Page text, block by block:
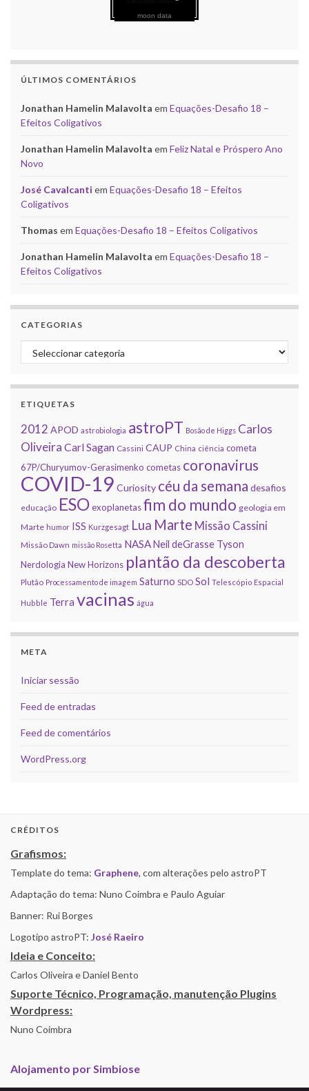
moon data
ÚLTIMOS COMENTÁRIOS
Jonathan Hamelin Malavolta em Equações-Desafio 18 –
Efeitos Coligativos
Jonathan Hamelin Malavolta em Feliz Natal e Próspero Ano
Novo
José Cavalcanti em Equações-Desafio 18 – Efeitos
Coligativos
Thomas em Equações-Desafio 18 – Efeitos Coligativos
Jonathan Hamelin Malavolta em Equações-Desafio 18 –
Efeitos Coligativos
CATEGORIAS
Categorias
ETIQUETAS
2012 APOD astrobiologia astroPT Bosão de Higgs Carlos
Oliveira Carl Sagan Cassini CAUP China ciência cometa
67P/Churyumov-Gerasimenko cometas coronavirus
COVID-19 Curiosity céu da semana desafios
educação ESOexoplanetasfim do mundo geologia em
Marte humor ISS Kurzgesagt Lua Marte Missão Cassini
Missão Dawn missão Rosetta NASANeil deGrasse Tyson
Nerdologia New Horizons plantão da descoberta
Plutão Processamento de imagem Saturno SDO Sol Telescópio Espacial
Hubble Terra vacinas água
META
Iniciar sessão
Feed de entradas
Feed de comentários
WordPress.org
CRÉDITOS
Grafismos:
Template do tema: Graphene, com alterações pelo astroPT
Adaptação do tema: Nuno Coimbra e Paulo Aguiar
Banner: Rui Borges
Logotipo astroPT: José Raeiro
Ideia e Conceito:
Carlos Oliveira e Daniel Bento
Suporte Técnico, Programação, manutenção Plugins
Wordpress:
Nuno Coimbra
Alojamento por Simbiose